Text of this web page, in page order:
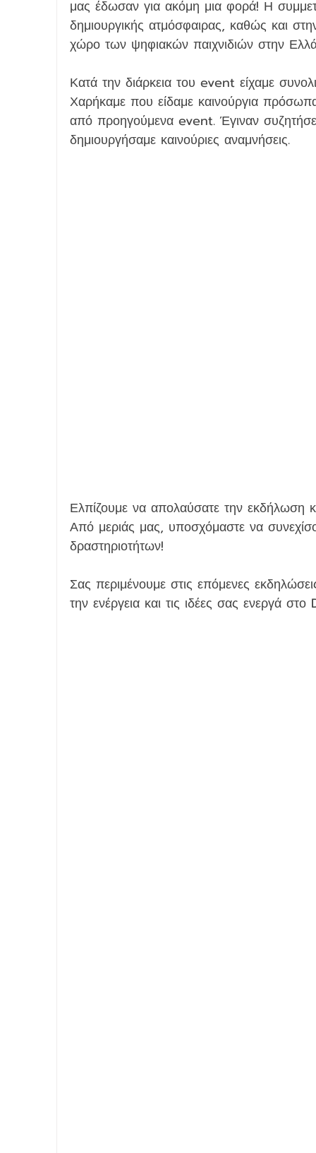
μας έδωσαν για ακόμη μια φορά! Η
δημιουργικής ατμόσφαιρας, καθώς και
χώρο των ψηφιακών παιχνιδιών στην
Κατά την διάρκεια του event είχαμε
Χαρήκαμε που είδαμε καινούργια
από προηγούμενα event. Έγιναν
δημιουργήσαμε καινούριες αναμνήσεις.
Ελπίζουμε να απολαύσατε την εκδήλωση
Από μεριάς μας, υποσχόμαστε να
δραστηριοτήτων!
Σας περιμένουμε στις επόμενες
την ενέργεια και τις ιδέες σας ενεργά